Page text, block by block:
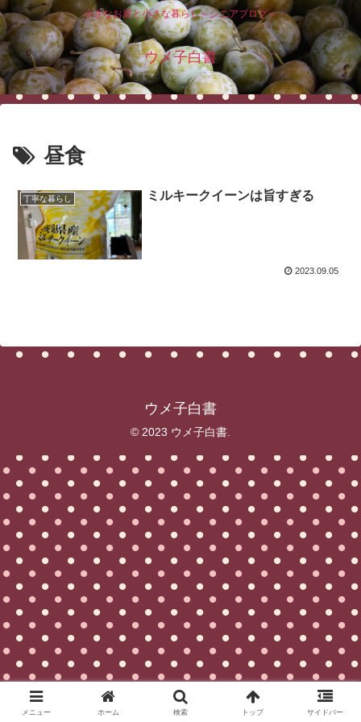
小さなお庭と小さな暮らし～シニアブログ～
ウメ子白書
昼食
丁寧な暮らし ミルキークイーンは旨すぎる
2023.09.05
ウメ子白書
© 2023 ウメ子白書.
メニュー ホーム 検索 トップ サイドバー